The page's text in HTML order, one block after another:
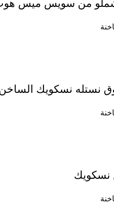
من سويس ميس
نستله نسكويك
نسكويك